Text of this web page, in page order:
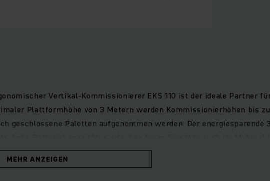
Vertikal-Kommissionierer EKS 110 ist der ideale Partner
Plattformhöhe von 3 Metern werden Kommissionierhöhen bis
geschlossene Paletten aufgenommen werden. Der
der Standplattform sowie optimale Bewegungsfreiheit beim
Anordnung der Bedienelemente, 4-Zoll-Display und drei
MEHR ANZEIGEN